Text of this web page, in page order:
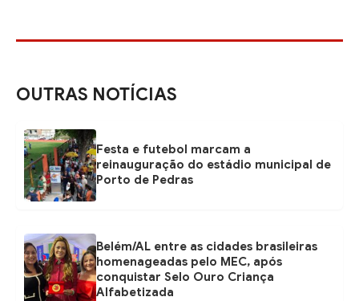
OUTRAS NOTÍCIAS
Festa e futebol marcam a
reinauguração do estádio municipal de
Porto de Pedras
Belém/AL entre as cidades brasileiras
homenageadas pelo MEC, após
conquistar Selo Ouro Criança
Alfabetizada